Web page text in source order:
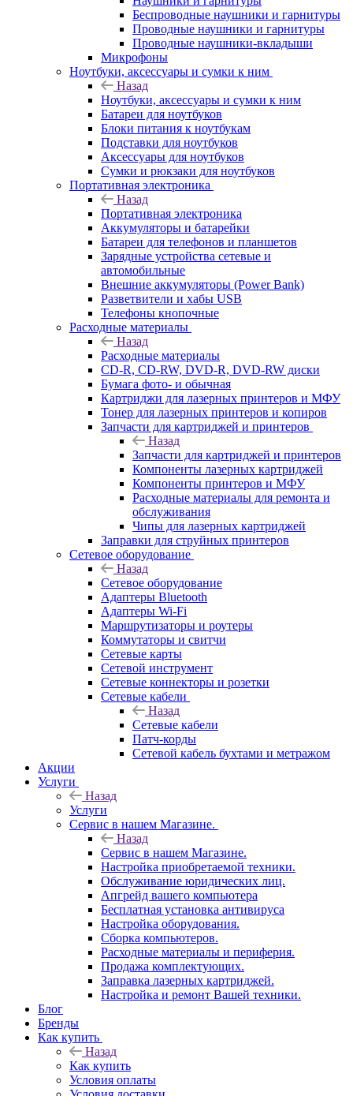
Беспроводные наушники и гарнитуры
Проводные наушники и гарнитуры
Проводные наушники-вкладыши
Микрофоны
Ноутбуки, аксессуары и сумки к ним
Назад
Ноутбуки, аксессуары и сумки к ним
Батареи для ноутбуков
Блоки питания к ноутбукам
Подставки для ноутбуков
Аксессуары для ноутбуков
Сумки и рюкзаки для ноутбуков
Портативная электроника
Назад
Портативная электроника
Аккумуляторы и батарейки
Батареи для телефонов и планшетов
Зарядные устройства сетевые и
автомобильные
Внешние аккумуляторы (Power Bank)
Разветвители и хабы USB
Телефоны кнопочные
Расходные материалы
Назад
Расходные материалы
CD-R, CD-RW, DVD-R, DVD-RW диски
Бумага фото- и обычная
Картриджи для лазерных принтеров и МФУ
Тонер для лазерных принтеров и копиров
Запчасти для картриджей и принтеров
Назад
Запчасти для картриджей и принтеров
Компоненты лазерных картриджей
Компоненты принтеров и МФУ
Расходные материалы для ремонта и
обслуживания
Чипы для лазерных картриджей
Заправки для струйных принтеров
Сетевое оборудование
Назад
Сетевое оборудование
Адаптеры Bluetooth
Адаптеры Wi-Fi
Маршрутизаторы и роутеры
Коммутаторы и свитчи
Сетевые карты
Сетевой инструмент
Сетевые коннекторы и розетки
Сетевые кабели
Назад
Сетевые кабели
Патч-корды
Сетевой кабель бухтами и метражом
Акции
Услуги
Назад
Услуги
Сервис в нашем Магазине.
Назад
Сервис в нашем Магазине.
Настройка приобретаемой техники.
Обслуживание юридических лиц.
Апгрейд вашего компьютера
Бесплатная установка антивируса
Настройка оборудования.
Сборка компьютеров.
Расходные материалы и периферия.
Продажа комплектующих.
Заправка лазерных картриджей.
Настройка и ремонт Вашей техники.
Блог
Бренды
Как купить
Назад
Как купить
Условия оплаты